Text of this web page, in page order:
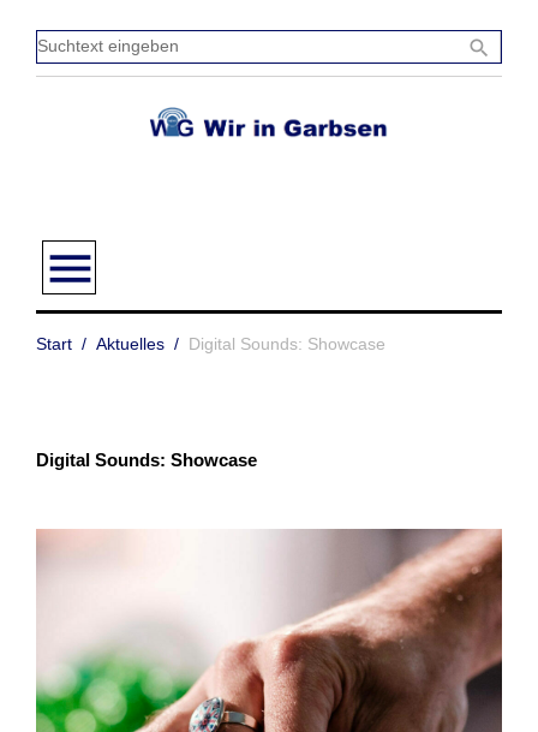
Inhalt
springen
search
menu
Start / Aktuelles / Digital Sounds: Showcase
Digital Sounds: Showcase